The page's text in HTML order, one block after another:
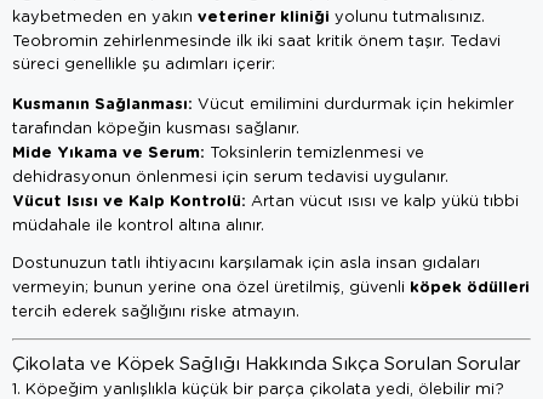
kaybetmeden en yakın veteriner kliniği yolunu tutmalısınız.
Teobromin zehirlenmesinde ilk iki saat kritik önem taşır. Tedavi
süreci genellikle şu adımları içerir:
Kusmanın Sağlanması: Vücut emilimini durdurmak için hekimler
tarafından köpeğin kusması sağlanır.
Mide Yıkama ve Serum: Toksinlerin temizlenmesi ve
dehidrasyonun önlenmesi için serum tedavisi uygulanır.
Vücut Isısı ve Kalp Kontrolü: Artan vücut ısısı ve kalp yükü tıbbi
müdahale ile kontrol altına alınır.
Dostunuzun tatlı ihtiyacını karşılamak için asla insan gıdaları
vermeyin; bunun yerine ona özel üretilmiş, güvenli köpek ödülleri
tercih ederek sağlığını riske atmayın.
Çikolata ve Köpek Sağlığı Hakkında Sıkça Sorulan Sorular
1. Köpeğim yanlışlıkla küçük bir parça çikolata yedi, ölebilir mi?